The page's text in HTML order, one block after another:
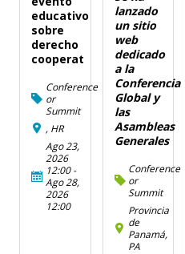
educativo
sobre
derecho
cooperat
Conference
or
Summit
, HR
Ago 23,
2026
12:00-
Ago 28,
2026
12:00
lanzado
un sitio
web
dedicado
a la
Conferencia
Global y
las
Asambleas
Generales
Conference
or
Summit
Provincia
de
Panamá,
PA